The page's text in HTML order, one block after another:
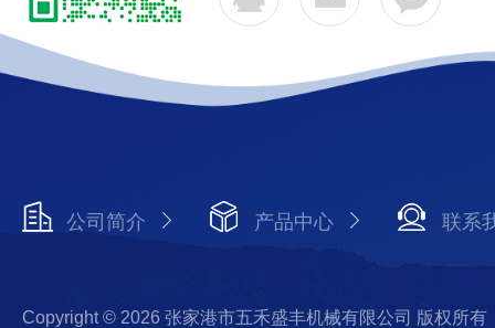
公司简介 产品中心 联系
Copyright © 2026 张家港市五禾盛丰机械有限公司 版权所有